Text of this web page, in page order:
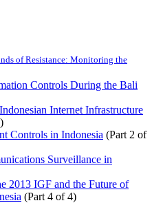
of Resistance: Monitoring the
Controls During the Bali
Internet Infrastructure
Controls in Indonesia (Part 2 of
Surveillance in
2013 IGF and the Future of
(Part 4 of 4)